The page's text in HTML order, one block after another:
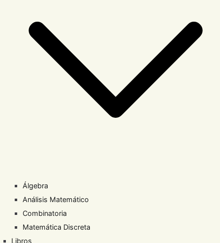
Álgebra
Análisis Matemático
Combinatoria
Matemática Discreta
Libros